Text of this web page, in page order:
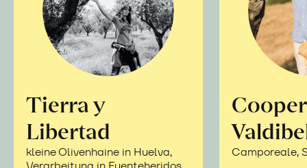
Tierra y
Libertad
kleine Olivenhaine in Huelva,
Camporeale,